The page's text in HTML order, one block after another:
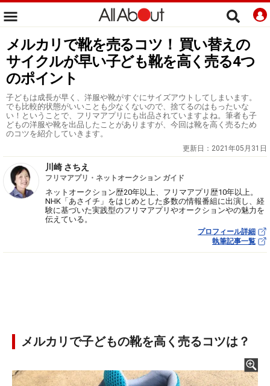
メルカリで靴を売るコツ！ 買い替えの
サイクルが早い子ども靴を高く売る4つ
のポイント
子どもは成長が早く、洋服や靴がすぐにサイズアウトしてしまいます。
でも比較的状態がいいことも少なくないので、捨てるのはもったいな
い！ということで、フリマアプリにも出品されていますよね。筆者も子
どもの洋服や靴を出品したことがありますが、今回は靴を高く売るため
のコツを紹介していきます。
更新日： 2021年05月31日
川崎 さちえ
フリマアプリ・ネットオークション ガイド
ネットオークション歴20年以上、フリマアプリ歴10年以上。
NHK「あさイチ」をはじめとした多数の情報番組に出演し、経
験に基づいた実践型のフリマアプリやオークションやの魅力を
伝えている。
プロフィール詳細
執筆記事一覧
メルカリで子どもの靴を高く売るコツは？